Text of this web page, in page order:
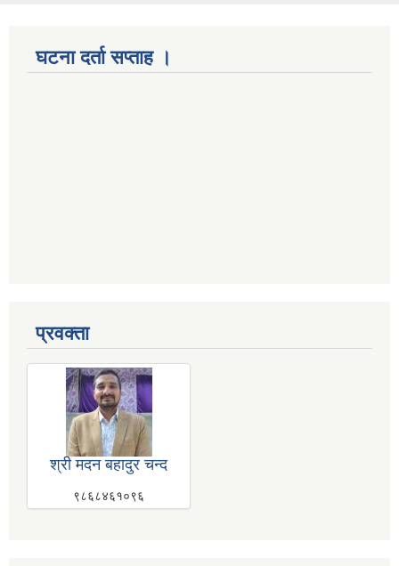
घटना दर्ता सप्ताह ।
प्रवक्ता
श्री मदन बहादुर चन्द
९८६८४६१०९६